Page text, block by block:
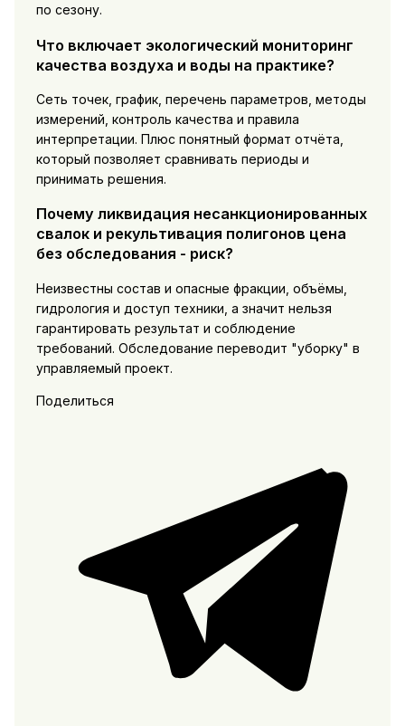
по сезону.
Что включает экологический мониторинг
качества воздуха и воды на практике?
Сеть точек, график, перечень параметров, методы
измерений, контроль качества и правила
интерпретации. Плюс понятный формат отчёта,
который позволяет сравнивать периоды и
принимать решения.
Почему ликвидация несанкционированных
свалок и рекультивация полигонов цена
без обследования - риск?
Неизвестны состав и опасные фракции, объёмы,
гидрология и доступ техники, а значит нельзя
гарантировать результат и соблюдение
требований. Обследование переводит "уборку" в
управляемый проект.
Поделиться